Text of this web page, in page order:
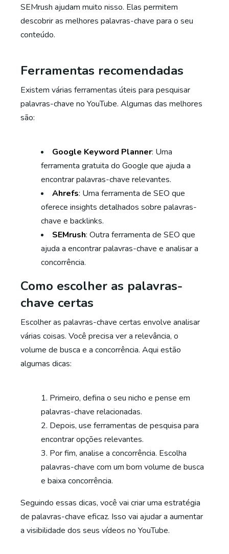
SEMrush ajudam muito nisso. Elas permitem
descobrir as melhores palavras-chave para o seu
conteúdo.
Ferramentas recomendadas
Existem várias ferramentas úteis para pesquisar
palavras-chave no YouTube. Algumas das melhores
são:
Google Keyword Planner: Uma
ferramenta gratuita do Google que ajuda a
encontrar palavras-chave relevantes.
Ahrefs: Uma ferramenta de SEO que
oferece insights detalhados sobre palavras-
chave e backlinks.
SEMrush: Outra ferramenta de SEO que
ajuda a encontrar palavras-chave e analisar a
concorrência.
Como escolher as palavras-
chave certas
Escolher as palavras-chave certas envolve analisar
várias coisas. Você precisa ver a relevância, o
volume de busca e a concorrência. Aqui estão
algumas dicas:
Primeiro, defina o seu nicho e pense em
palavras-chave relacionadas.
Depois, use ferramentas de pesquisa para
encontrar opções relevantes.
Por fim, analise a concorrência. Escolha
palavras-chave com um bom volume de busca
e baixa concorrência.
Seguindo essas dicas, você vai criar uma estratégia
de palavras-chave eficaz. Isso vai ajudar a aumentar
a visibilidade dos seus vídeos no YouTube.